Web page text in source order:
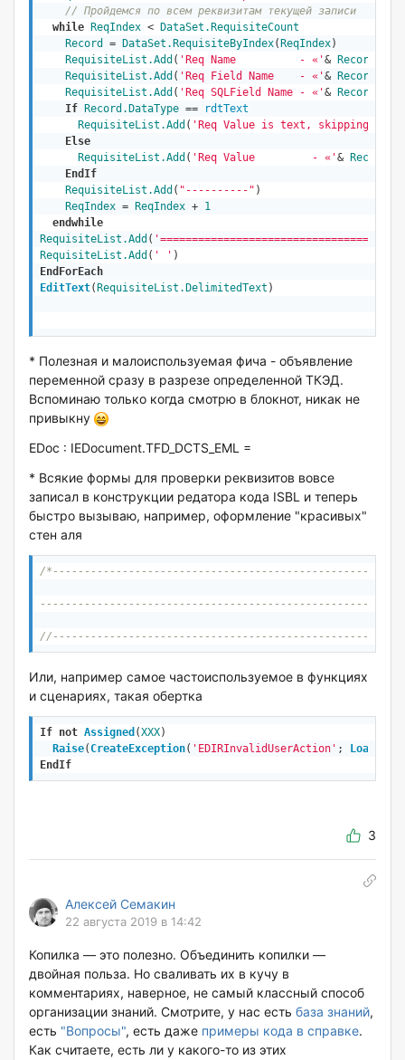
// Пройдемся по всем реквизитам текущей записи
while
ReqIndex <
DataSet.RequisiteCount
Record
= DataSet.RequisiteByIndex( ReqIndex)
RequisiteList.Add ( 'Req Name          - «'&
RequisiteList.Add ( 'Req Field Name    - «'&
RequisiteList.Add ( 'Req SQLField Name - «'&
If
Record.DataType ==
rdtText
RequisiteList.Add ( 'Req Value is text, skipping'
Else
RequisiteList.Add ( 'Req Value         - «'&
EndIf
RequisiteList.Add ( "----------" )
ReqIndex = ReqIndex + 1
endwhile
RequisiteList.Add (
RequisiteList.Add ( ' '
EndForEach
EditText( RequisiteList.DelimitedText )
* Полезная и малоиспользуемая фича - объявление
переменной сразу в разрезе определенной ТКЭД.
Вспоминаю только когда смотрю в блокнот, никак не
привыкну
EDoc : IEDocument.TFD_DCTS_EML =
* Всякие формы для проверки реквизитов вовсе
записал в конструкции редатора кода ISBL и теперь
быстро вызываю, например, оформление "красивых"
стен аля
/
Или, например самое частоиспользуемое в функциях
и сценариях, такая обертка
If not Assigned (XXX)
Raise(CreateException( 'EDIRInvalidUserAction' ;
EndIf
3
Алексей Семакин
22 августа 2019 в 14:42
Копилка — это полезно. Объединить копилки —
двойная польза. Но сваливать их в кучу в
комментариях, наверное, не самый классный способ
организации знаний. Смотрите, у нас есть база знаний,
есть "Вопросы", есть даже примеры кода в справке.
Как считаете, есть ли у какого-то из этих